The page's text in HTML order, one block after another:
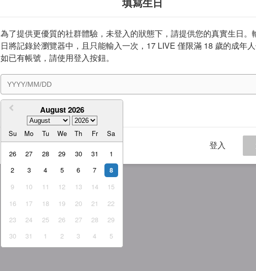
為了提供更優質的社群體驗，未登入的狀態下，請提供您的真實生日。
日將記錄於瀏覽器中，且只能輸入一次，17 LIVE 僅限滿 18 歲的成年人
如已有帳號，請使用登入按鈕。
August 2026
Su Mo Tu We Th Fr Sa
26 27 28 29 30 31
1
2
3 4 5 6 7 8
9 10 11 12 13 14
15
16
17 18 19 20 21
22
23
24 25 26 27 28
29
30
31 1 2 3 4 5
我同意 服務條款與隱私權政策
登入